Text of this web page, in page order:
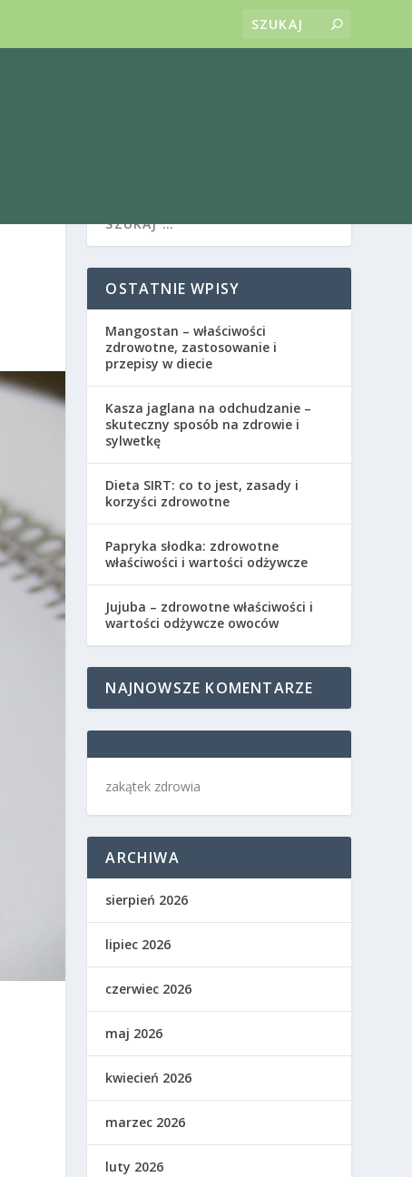
OSTATNIE WPISY
Mangostan – właściwości
zdrowotne, zastosowanie i
przepisy w diecie
Kasza jaglana na odchudzanie –
skuteczny sposób na zdrowie i
sylwetkę
Dieta SIRT: co to jest, zasady i
korzyści zdrowotne
Papryka słodka: zdrowotne
właściwości i wartości odżywcze
Jujuba – zdrowotne właściwości i
wartości odżywcze owoców
NAJNOWSZE KOMENTARZE
zakątek zdrowia
ARCHIWA
sierpień 2026
lipiec 2026
czerwiec 2026
maj 2026
kwiecień 2026
marzec 2026
luty 2026